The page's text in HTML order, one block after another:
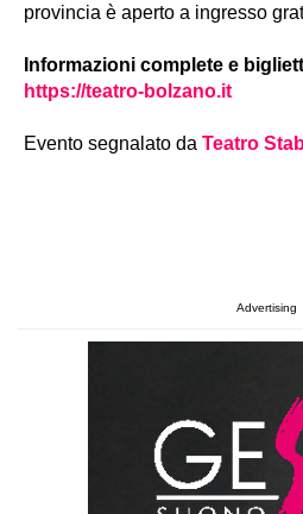
provincia è aperto a ingresso
Informazioni complete e
https://teatro-bolzano.it
Evento segnalato da Teatro
Advertising